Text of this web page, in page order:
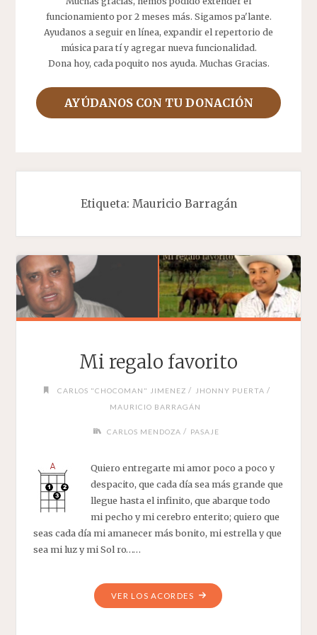
funcionamiento por 2 meses más. Sigamos pa'lante.
Ayudanos a seguir en línea, expandir el repertorio de
música para tí y agregar nueva funcionalidad.
Dona hoy, cada poquito nos ayuda. Muchas Gracias.
AYÚDANOS CON TU DONACIÓN
Etiqueta: Mauricio Barragán
Mi regalo favorito
CARLOS "CHOCOMAN" JIMENEZ / JHONNY PUERTA /
MAURICIO BARRAGÁN
CARLOS MENDOZA / PASAJE
Quiero entregarte mi amor poco a poco y
despacito, que cada día sea más grande que
llegue hasta el infinito, que abarque todo
mi pecho y mi cerebro enterito; quiero que
seas cada día mi amanecer más bonito, mi estrella y que
sea mi luz y mi Sol ro……
VER LOS ACORDES"MI